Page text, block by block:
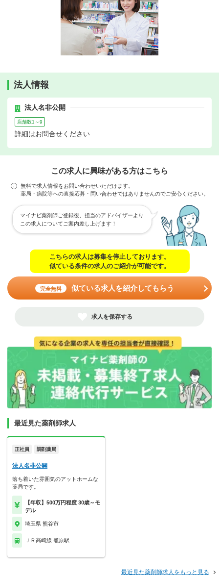
法人情報
法人名非公開
店舗数1～9
詳細はお問合せください
この求人に興味がある方はこちら
無料で求人情報をお問い合わせいただけます。
薬局・病院等への直接応募・問い合わせではありませんのでご安心ください。
マイナビ薬剤師ご登録後、担当のアドバイザーより
この求人についてご案内差し上げます！
こちらの求人は募集を停止しております。
似ている条件の求人のご紹介が可能です。
完全無料 似ている求人を紹介してもらう
求人を保存する
最近見た薬剤師求人
正社員 調剤薬局
法人名非公開
落ち着いた雰囲気のアットホームな
薬局です。
【年収】500万円程度 30歳～モ
デル
埼玉県 熊谷市
ＪＲ高崎線 籠原駅
最近見た薬剤師求人をもっと見る